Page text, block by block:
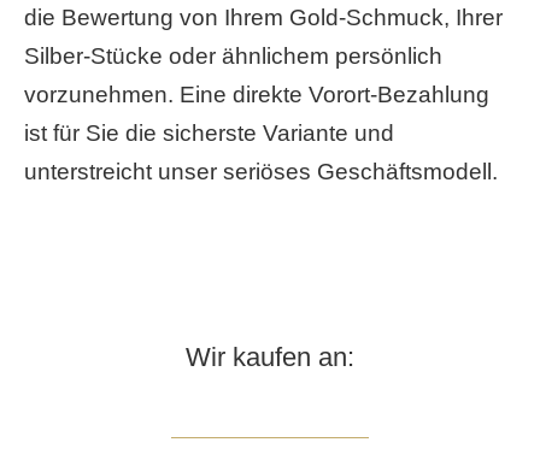
die Bewertung von Ihrem Gold-Schmuck, Ihrer
Silber-Stücke oder ähnlichem persönlich
vorzunehmen. Eine direkte Vorort-Bezahlung
ist für Sie die sicherste Variante und
unterstreicht unser seriöses Geschäftsmodell.
Wir kaufen an: